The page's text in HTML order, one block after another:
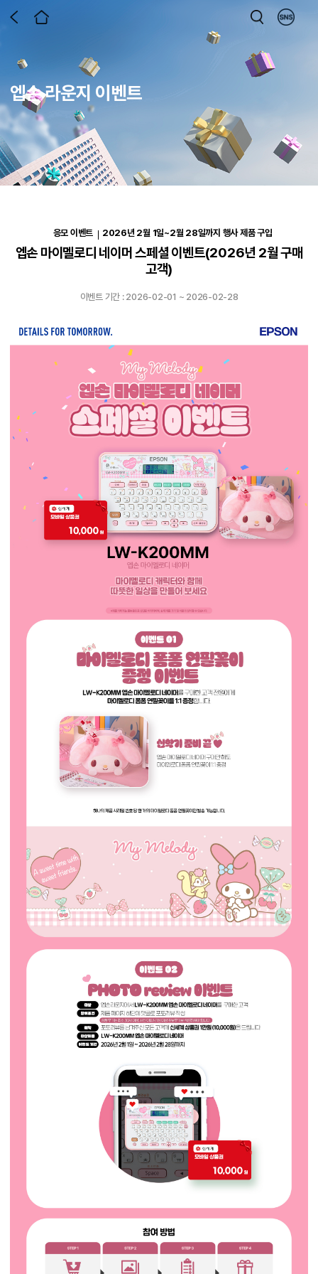
엡손 라운지 이벤트
응모 이벤트 2026년 2월 1일~2월 28일까지 행사 제품 구입
엡손 마이멜로디 네이머 스페셜 이벤트(2026년 2월 구매
고객)
이벤트 기간 : 2026-02-01 ~ 2026-02-28